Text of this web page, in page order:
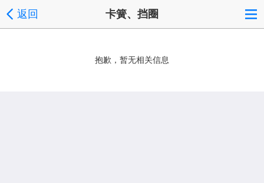
返回 卡簧、挡圈
抱歉，暂无相关信息